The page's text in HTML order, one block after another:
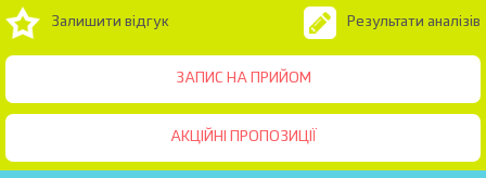
ЗАПИС НА ПРИЙОМ
Залишити відгук Результати аналізів
АКЦІЙНІ ПРОПОЗИЦІЇ